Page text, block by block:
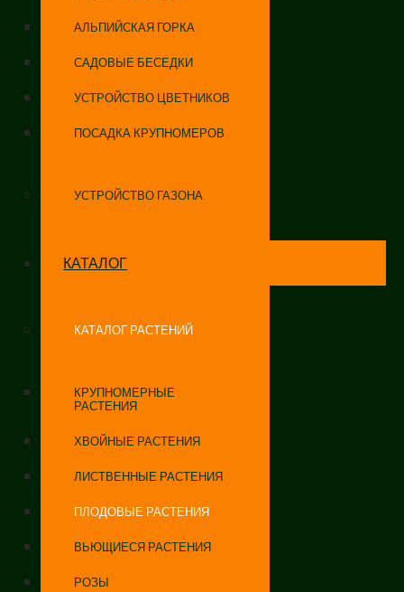
АЛЬПИЙСКАЯ ГОРКА
САДОВЫЕ БЕСЕДКИ
УСТРОЙСТВО ЦВЕТНИКОВ
ПОСАДКА КРУПНОМЕРОВ
УСТРОЙСТВО ГАЗОНА
КАТАЛОГ
КАТАЛОГ РАСТЕНИЙ
КРУПНОМЕРНЫЕ
РАСТЕНИЯ
ХВОЙНЫЕ РАСТЕНИЯ
ЛИСТВЕННЫЕ РАСТЕНИЯ
ПЛОДОВЫЕ РАСТЕНИЯ
ВЬЮЩИЕСЯ РАСТЕНИЯ
РОЗЫ